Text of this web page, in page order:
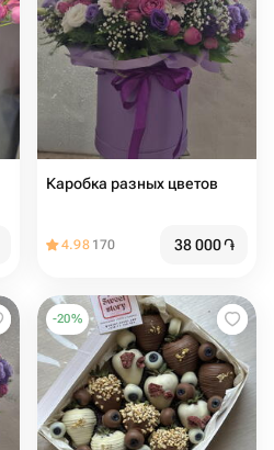
Каробка разных цветов
4.98 170 38 000֏
-20%